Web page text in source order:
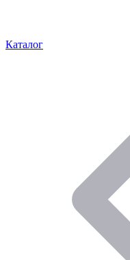
Каталог